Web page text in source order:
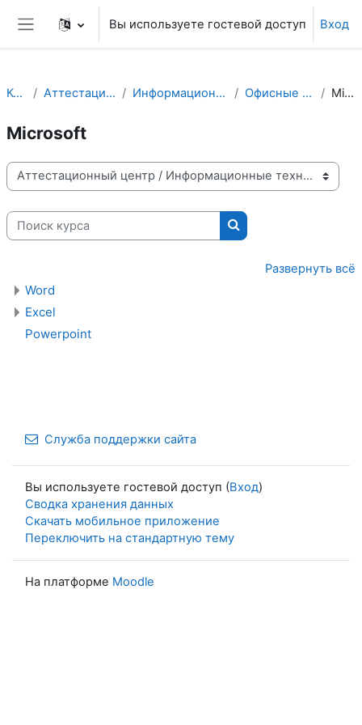
Перейти к основному содержанию
Боковая панель
Вы используете гостевой доступ Вход
Курсы Аттестационный центр Информационные технологии Офисные приложения Microsoft
Microsoft
Категории курсов
Поиск курса
Поиск курса
Развернуть всё
Word
Excel
Powerpoint
Служба поддержки сайта
Вы используете гостевой доступ (Вход)
Сводка хранения данных
Скачать мобильное приложение
Переключить на стандартную тему
На платформе Moodle